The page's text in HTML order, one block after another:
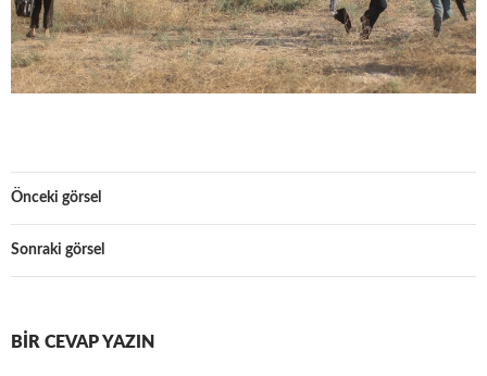
Önceki görsel
Sonraki görsel
BIR CEVAP YAZIN